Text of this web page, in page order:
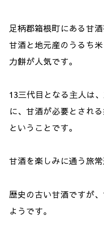
足柄郡箱根町にある甘
甘酒と地元産のうるち
力餅が人気です。
13三代目となる主人は
に、甘酒が必要とされ
ということです。
甘酒を楽しみに通う旅
歴史の古い甘酒ですが
ようです。